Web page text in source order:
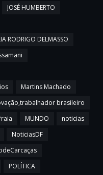
JOSÉ HUMBERTO
RODRIGO DELMASSO
Martins Machado
brasileiro
MUNDO
noticias
NoticiasDF
POLÍTICA